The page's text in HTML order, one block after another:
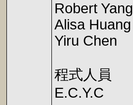
Robert Yang
Alisa Huang
Yiru Chen
程式人員
E.C.Y.C